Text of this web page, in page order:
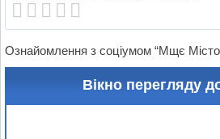
Ознайомлення з соціумом “Мщє
Вікно перегляду